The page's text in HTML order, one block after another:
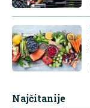
Najčitanije